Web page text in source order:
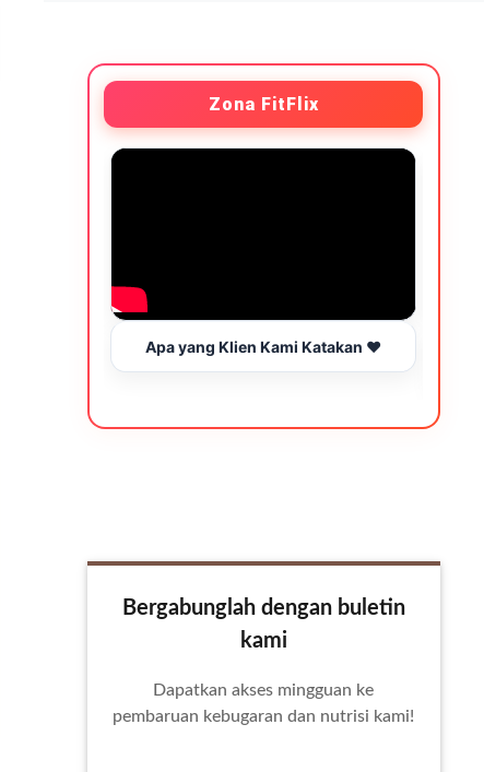
Zona FitFlix
Apa yang Klien Kami Katakan ❤️
Bergabunglah dengan buletin
kami
Dapatkan akses mingguan ke
pembaruan kebugaran dan nutrisi kami!